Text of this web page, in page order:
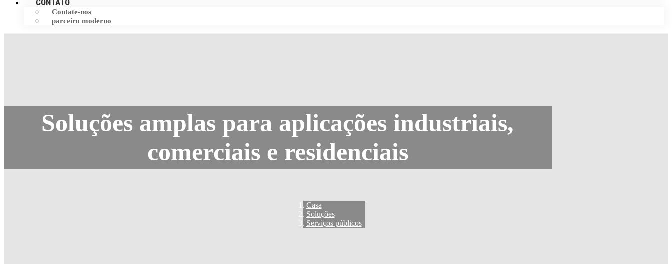
CONTATO
Contate-nos
parceiro moderno
Soluções amplas para aplicações industriais,
comerciais e residenciais
Casa
Soluções
Serviços públicos